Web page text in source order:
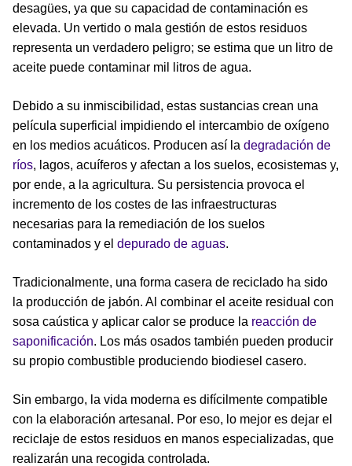
desagües, ya que su capacidad de contaminación es
elevada. Un vertido o mala gestión de estos residuos
representa un verdadero peligro; se estima que un litro de
aceite puede contaminar mil litros de agua.
Debido a su inmiscibilidad, estas sustancias crean una
película superficial impidiendo el intercambio de oxígeno
en los medios acuáticos. Producen así la degradación de
ríos, lagos, acuíferos y afectan a los suelos, ecosistemas y,
por ende, a la agricultura. Su persistencia provoca el
incremento de los costes de las infraestructuras
necesarias para la remediación de los suelos
contaminados y el depurado de aguas.
Tradicionalmente, una forma casera de reciclado ha sido
la producción de jabón. Al combinar el aceite residual con
sosa caústica y aplicar calor se produce la reacción de
saponificación. Los más osados también pueden producir
su propio combustible produciendo biodiesel casero.
Sin embargo, la vida moderna es difícilmente compatible
con la elaboración artesanal. Por eso, lo mejor es dejar el
reciclaje de estos residuos en manos especializadas, que
realizarán una recogida controlada.